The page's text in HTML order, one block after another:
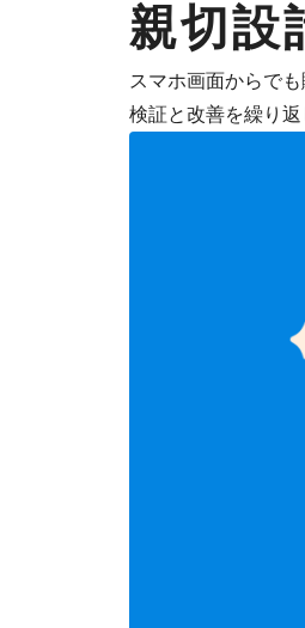
親切設
スマホ画面からで
検証と改善を繰り